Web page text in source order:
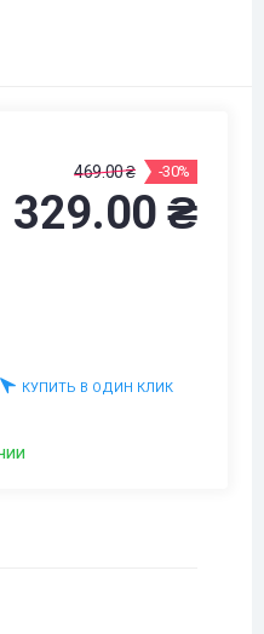
469.00 ₴ -30%
329.00 ₴
КУПИТЬ В ОДИН КЛИК